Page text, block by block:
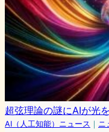
超弦理論の謎にAIが光
AI（人工知能）ニュース ｜ ニ